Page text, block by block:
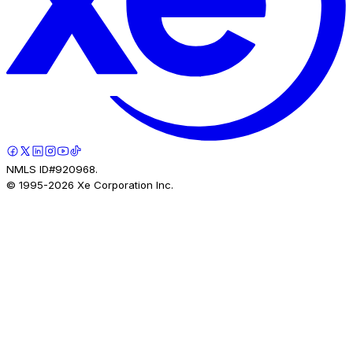
NMLS ID#920968.
© 1995-2026 Xe Corporation Inc.